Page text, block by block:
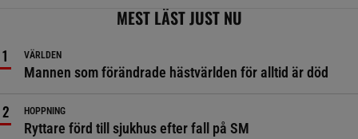
MEST LÄST JUST NU
VÄRLDEN
Mannen som förändrade hästvärlden för alltid är död
HOPPNING
Ryttare förd till sjukhus efter fall på SM